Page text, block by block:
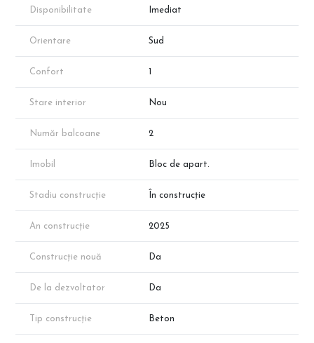
prezentare.
*Apartamentul prezentat face parte din portofoliul
dezvoltatorului, însă disponibilitatea proprietăților poate varia în
*Suprafața apartamentului menționată în anunț este suprafața
Un ansamblu rezidențial elegant, modern și bine conectat, perfect
pentru cei care caută un stil de viață confortabil și sofisticat.
Programează o vizionare și descoperă noua ta locuință! 📞✨
Disponibilitate Imediat
Orientare Sud
Confort
Stare interior Nou
Număr balcoane 2
Imobil Bloc de apart.
Stadiu construcție În construcție
An construcție 2025
Construcție nouă Da
De la dezvoltator Da
Tip construcție Beton